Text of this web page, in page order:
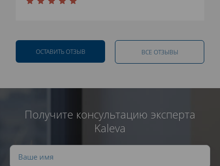
ОСТАВИТЬ ОТЗЫВ ВСЕ ОТЗЫВЫ
Получите консультацию эксперта
Kaleva